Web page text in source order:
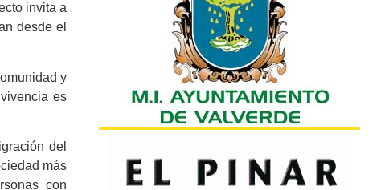
invita a
desde el
y
es
del
más
con